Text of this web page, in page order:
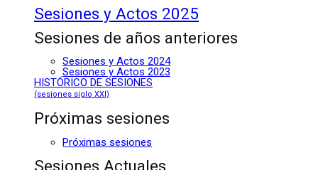
Sesiones y Actos 2025
Sesiones de años anteriores
Sesiones y Actos 2024
Sesiones y Actos 2023
HISTÓRICO DE SESIONES
(sesiones siglo XXI)
Próximas sesiones
Próximas sesiones
Sesiones Actuales